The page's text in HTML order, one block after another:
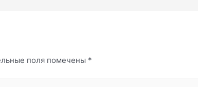
поля помечены *